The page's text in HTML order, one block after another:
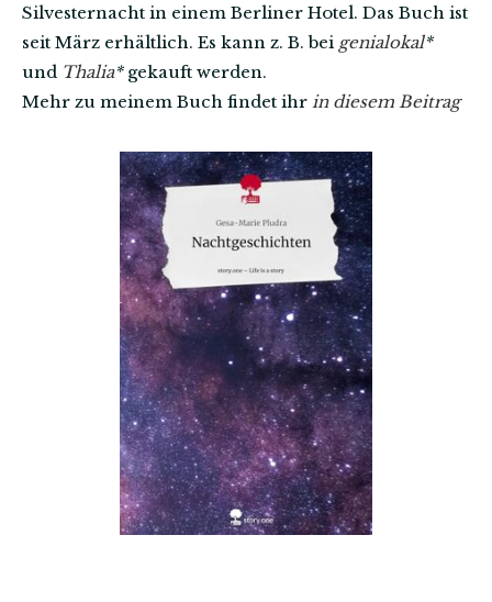
Silvesternacht in einem Berliner Hotel. Das Buch ist
seit März erhältlich. Es kann z. B. bei genialokal*
und Thalia*gekauft werden.
Mehr zu meinem Buch findet ihr in diesem Beitrag